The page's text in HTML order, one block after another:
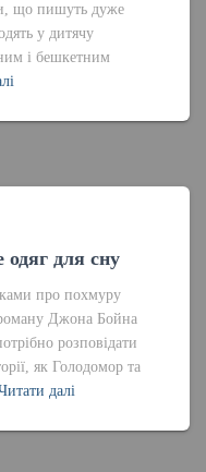
що пишуть дуже
у дитячу
і бешкетним
одяг для сну
про похмуру
роману Джона Бойна
розповідати
як Голодомор та
далі